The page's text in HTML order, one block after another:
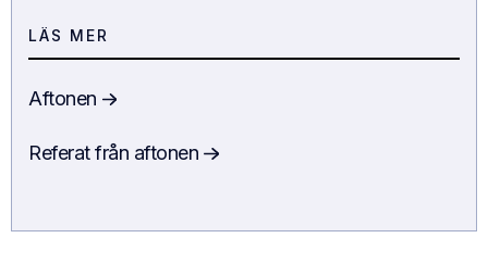
LÄS MER
Aftonen
Referat från aftonen